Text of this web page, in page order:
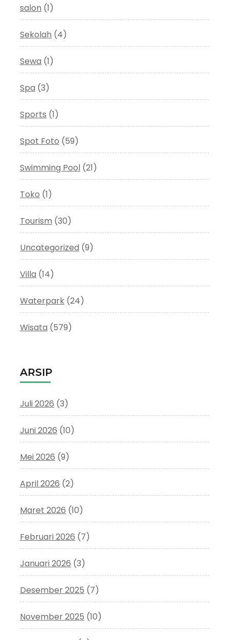
salon (1)
Sekolah (4)
Sewa (1)
Spa (3)
Sports (1)
Spot Foto (59)
Swimming Pool (21)
Toko (1)
Tourism (30)
Uncategorized (9)
Villa (14)
Waterpark (24)
Wisata (579)
ARSIP
Juli 2026 (3)
Juni 2026 (10)
Mei 2026 (9)
April 2026 (2)
Maret 2026 (10)
Februari 2026 (7)
Januari 2026 (3)
Desember 2025 (7)
November 2025 (10)